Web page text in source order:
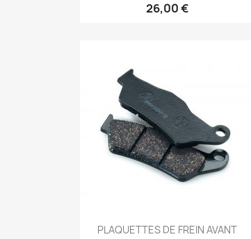
26,00 €
PLAQUETTES DE FREIN AVANT
Aperçu rapide